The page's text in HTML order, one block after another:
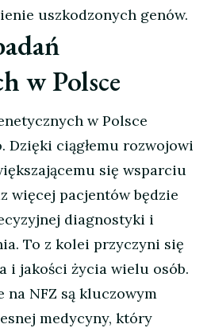
uszkodzonych genów.
w Polsce
w Polsce
Dzięki ciągłemu rozwojowi
się wsparciu
więcej pacjentów będzie
diagnostyki i
To z kolei przyczyni się
i jakości życia wielu osób.
na NFZ są kluczowym
medycyny, który